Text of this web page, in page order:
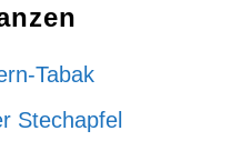
Tabak
Stechapfel